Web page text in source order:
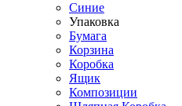
Синие
Упаковка
Бумага
Корзина
Коробка
Ящик
Композиции